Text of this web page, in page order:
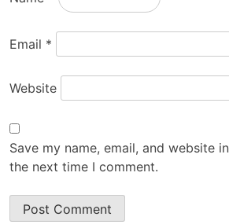
Email *
Website
Save my name, email, and website
the next time I comment.